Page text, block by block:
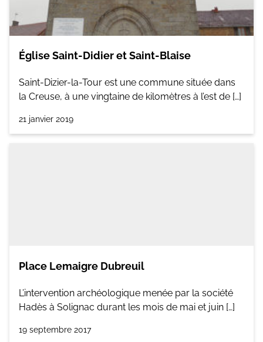
Église Saint-Didier et Saint-Blaise
Saint-Dizier-la-Tour est une commune située dans
la Creuse, à une vingtaine de kilomètres à l’est de […]
21 janvier 2019
Place Lemaigre Dubreuil
L’intervention archéologique menée par la société
Hadès à Solignac durant les mois de mai et juin […]
19 septembre 2017